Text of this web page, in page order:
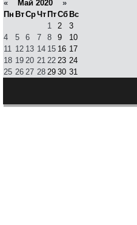
« Май 2020»
Пн ВтСрЧт ПтСб Вс
1
2
3
4
5 6 7 8 9
10
11 12 13 14 15 16 17
18 19 20 21 22 23 24
25 26 27 28 29 30 31